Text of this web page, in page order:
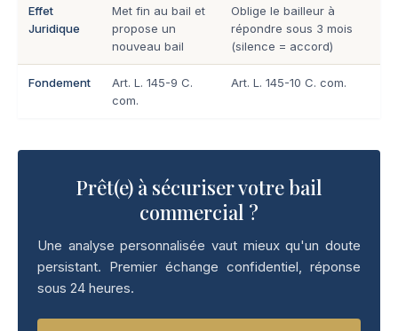
Effet
Juridique
Met fin au bail et
propose un
nouveau bail
Oblige le bailleur à
répondre sous 3 mois
(silence = accord)
Fondement
Art. L. 145-9 C.
com.
Art. L. 145-10 C. com.
Prêt(e) à sécuriser votre bail
commercial ?
Une analyse personnalisée vaut mieux qu'un doute
persistant. Premier échange confidentiel, réponse
sous 24 heures.